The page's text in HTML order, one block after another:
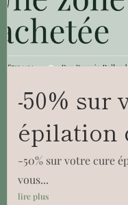
-50% sur
épilation
-50% sur votre cure
vous...
lire plus